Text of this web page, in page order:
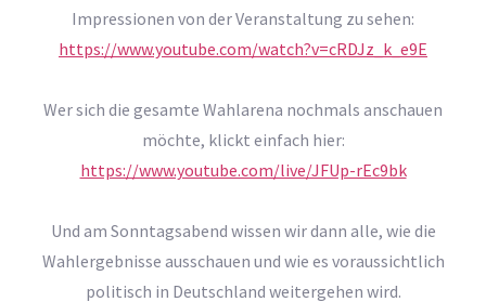
Impressionen von der Veranstaltung zu sehen:
https://www.youtube.com/watch?v=cRDJz_k_e9E
Wer sich die gesamte Wahlarena nochmals anschauen
möchte, klickt einfach hier:
https://www.youtube.com/live/JFUp-rEc9bk
Und am Sonntagsabend wissen wir dann alle, wie die
Wahlergebnisse ausschauen und wie es voraussichtlich
politisch in Deutschland weitergehen wird.